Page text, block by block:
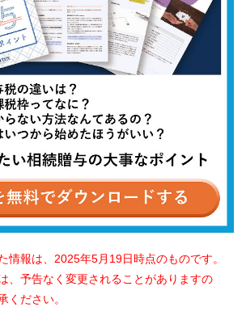
情報は、2025年5月19日時点のものです。
、予告なく変更されることがありますの
ください。